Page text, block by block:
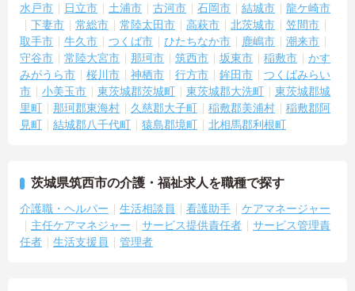
水戸市 日立市 土浦市 古河市 石岡市 結城市
龍ケ崎市
下妻市
常総市 常陸太田市 高萩市 北茨城市
笠間市
取手市
牛久市 つくば市 ひたちなか市 鹿嶋市
潮来市
守谷市
常陸大宮市 那珂市 筑西市 坂東市 稲敷市
かす
みがうら市
桜川市 神栖市 行方市 鉾田市
つくばみらい
市
小美玉市 東茨城郡茨城町 東茨城郡大洗町
東茨城郡城
里町
那珂郡東海村 久慈郡大子町 稲敷郡美浦村
稲敷郡阿
見町
結城郡八千代町 猿島郡境町 北相馬郡利根町
茨城県筑西市の介護・福祉求人を職種で探す
介護職・ヘルパー 生活相談員 看護助手
ケアマネージャー
主任ケアマネジャー
サービス提供責任者
サービス管理責
任者
生活支援員 管理者